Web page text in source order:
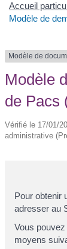
Accueil
Modèle de
Modèle de
Modèle
de Pacs
Vérifié le 17/01/
administrative
Pour obtenir
adresser au
Vous
moyens